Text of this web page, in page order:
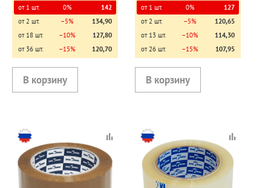
от 1 шт. 0%
142
от 2 шт.
−5%
134,90
от 18 шт.
−10%
127,80
от 36 шт.
−15% 120,70
от 1 шт. 0%
127
от 2 шт.
−5%
120,65
от 13 шт.
−10%
114,30
от 26 шт.
−15% 107,95